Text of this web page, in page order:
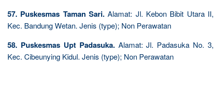
57. Puskesmas Taman Sari. Alamat: Jl. Kebon Bibit Utara II,
Kec. Bandung Wetan. Jenis (type); Non Perawatan
58. Puskesmas Upt Padasuka.Alamat: Jl. Padasuka No. 3,
Kec. Cibeunying Kidul. Jenis (type); Non Perawatan